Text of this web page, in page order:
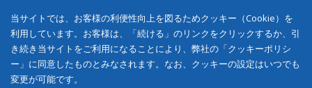
当サイトでは、お客様の利便性向上を図るためクッキー（Cookie）を
利用しています。お客様は、「続ける」のリンクをクリックするか、引
き続き当サイトをご利用になることにより、弊社の「クッキーポリシ
ー」に同意したものとみなされます。なお、クッキーの設定はいつでも
変更が可能です。